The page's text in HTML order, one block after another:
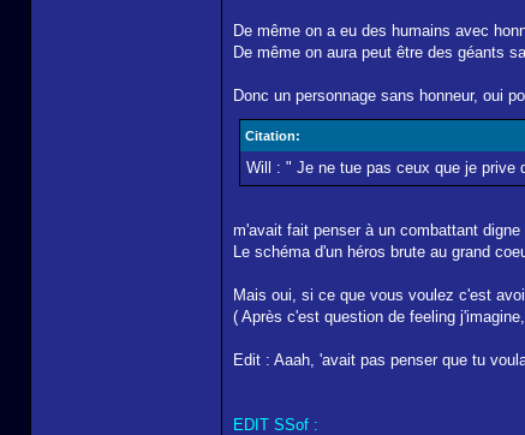
De même on a eu des humains avec
De même on aura peut être des géants
Donc un personnage sans honneur, oui
Citation:
Will : " Je ne tue pas ceux que je prive
m'avait fait penser à un combattant
Le schéma d'un héros brute au grand
Mais oui, si ce que vous voulez c'est
( Après c'est question de feeling
Edit : Aaah, 'avait pas penser que tu
EDIT SSof :